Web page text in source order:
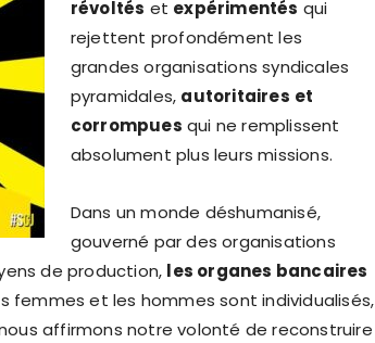
révoltés et expérimentés qui
rejettent profondément les
grandes organisations syndicales
pyramidales, autoritaires et
corrompues qui ne remplissent
absolument plus leurs missions.
Dans un monde déshumanisé,
gouverné par des organisations
de production, les organes bancaires
femmes et les hommes sont individualisés,
affirmons notre volonté de reconstruire